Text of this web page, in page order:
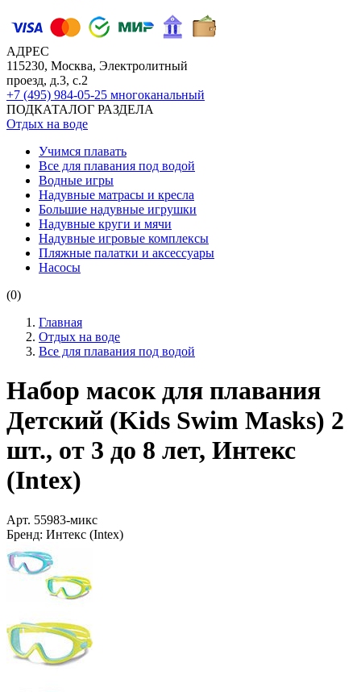
АДРЕС
115230, Москва, Электролитный
проезд, д.3, с.2
+7 (495) 984-05-25 многоканальный
ПОДКАТАЛОГ РАЗДЕЛА
Отдых на воде
Учимся плавать
Все для плавания под водой
Водные игры
Надувные матрасы и кресла
Большие надувные игрушки
Надувные круги и мячи
Надувные игровые комплексы
Пляжные палатки и аксессуары
Насосы
(0)
Главная
Отдых на воде
Все для плавания под водой
Набор масок для плавания
Детский (Kids Swim Masks) 2
шт., от 3 до 8 лет, Интекс
(Intex)
Арт. 55983-микс
Бренд: Интекс (Intex)